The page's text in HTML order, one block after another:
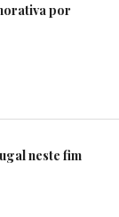
por
neste fim